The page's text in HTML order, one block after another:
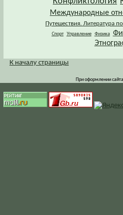
Международные
Путешествия. Литература
Спорт Управление Физика
К началу страницы
При оформлении